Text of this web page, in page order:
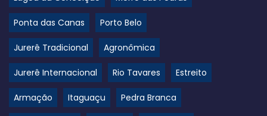
Ponta das Canas Porto Belo
Jurerê Tradicional Agronômica
Jurerê Internacional Rio Tavares Estreito
Armação Itaguaçu Pedra Branca